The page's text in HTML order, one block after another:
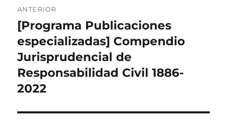
de
entradas
ANTERIOR
Entrada
anterior:
[Programa Publicaciones
especializadas] Compendio
Jurisprudencial de
Responsabilidad Civil 1886-
2022